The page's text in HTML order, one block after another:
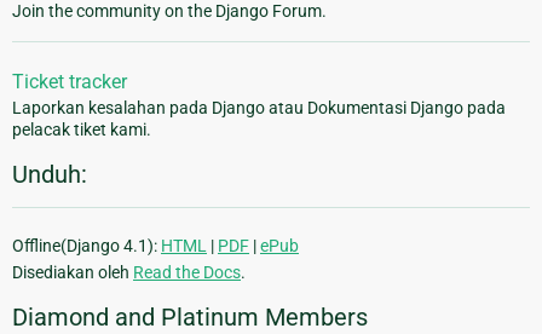
Join the community on the Django Forum.
Ticket tracker
Laporkan kesalahan pada Django atau Dokumentasi Django pada
pelacak tiket kami.
Unduh:
Offline(Django 4.1): HTML | PDF |ePub
Disediakan oleh Read the Docs.
Diamond and Platinum Members